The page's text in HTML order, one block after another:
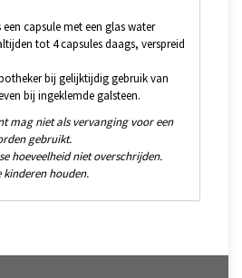
een capsule met een glas water
tot 4 capsules daags, verspreid
bij gelijktijdig gebruik van
bij ingeklemde galsteen.
mag niet als vervanging voor een
gebruikt.
hoeveelheid niet overschrijden.
houden.